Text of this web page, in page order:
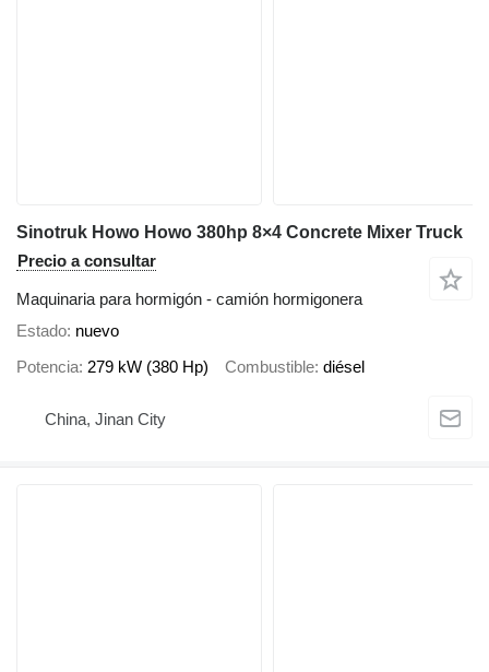
Sinotruk Howo Howo 380hp 8×4 Concrete Mixer Truck
Precio a consultar
Maquinaria para hormigón - camión hormigonera
Estado nuevo
Potencia 279 kW (380 Hp) Combustible diésel
China, Jinan City